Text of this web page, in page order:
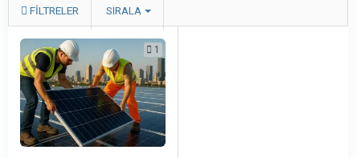
FILTRELER SIRALA
1